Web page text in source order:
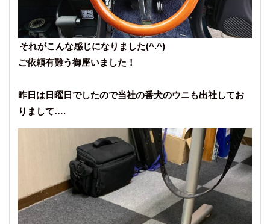
それがこんな感じになりました(^.^)
ご依頼有難う御座いました！
昨日は日曜日でしたので当社の番犬のウニも出社してお
りまして….